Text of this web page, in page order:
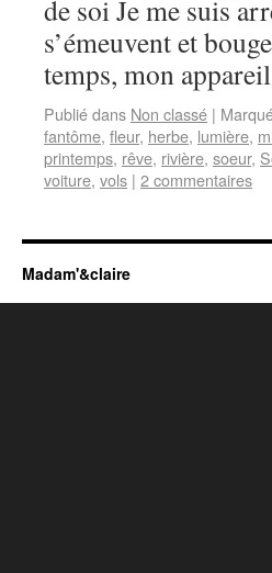
de soi Je me suis
s’émeuvent et
temps, mon
Publié dans Non classé |
fantôme, fleur, herbe, lumière,
printemps, rêve, rivière, soeur,
voiture, vols | 2 commentaires
Madam'&claire